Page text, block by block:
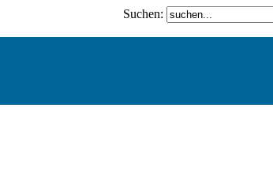
Suchen: